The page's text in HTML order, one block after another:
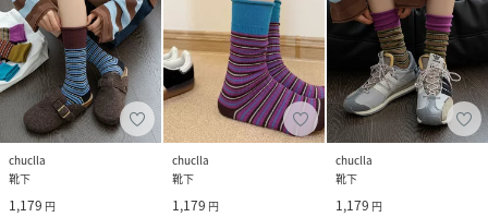
chuclla
靴下
1,179 円
chuclla
靴下
1,179 円
chuclla
靴下
1,179 円